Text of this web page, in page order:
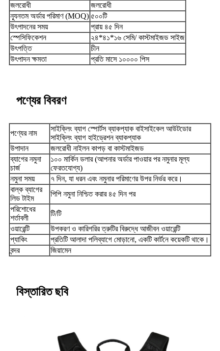
জলরোধী
জলরোধী
ন্যূনতম অর্ডার পরিমাণ (MOQ) ৫০০টি
উৎপাদনের সময়
প্রায় ৪৫ দিন
স্পেসিফিকেশন
২৪*৪১*১৬ সেমি/ কাস্টমাইজড সাইজ
উৎপত্তি
চীন
উৎপাদন ক্ষমতা
প্রতি মাসে ১০০০০ পিস
পণ্যের বিবরণ
পণ্যের নাম
সাইক্লিং ব্যাগ স্পোর্টস ব্যাকপ্যাক বাইসাইকেল আউটডোর
সাইক্লিং ব্যাগ হাইড্রেশন ব্যাকপ্যাক
উপাদান
জলরোধী নাইলন কাপড় বা কাস্টমাইজড
ব্যাগের নমুনা
চার্জ
১০০ মার্কিন ডলার (আপনার অর্ডার পাওয়ার পর নমুনার মূল্য
ফেরতযোগ্য)
নমুনা সময়
৭ দিন, যা ধরন এবং নমুনার পরিমাণের উপর নির্ভর করে।
বাল্ক ব্যাগের
লিড টাইম
পিপি নমুনা নিশ্চিত করার ৪৫ দিন পর
পরিশোধের
শর্তাবলী
টি/টি
ওয়ারেন্টি
উপকরণ ও কারিগরির ত্রুটির বিরুদ্ধে আজীবন ওয়ারেন্টি
প্যাকিং
প্রতিটি আলাদা পলিব্যাগে মোড়ানো, একটি কার্টনে কয়েকটি থাকে।
বন্দর
জিয়ামেন
বিস্তারিত ছবি